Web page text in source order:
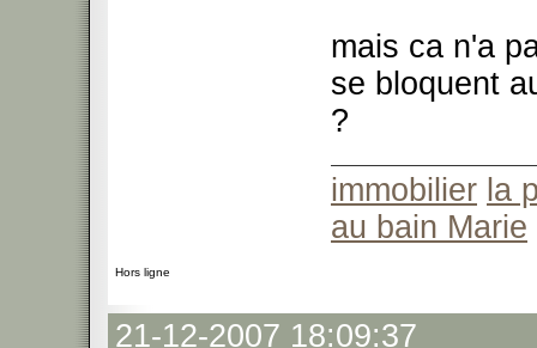
mais ca n'a
se bloquent
?
immobilier la
au bain Marie
Hors ligne
21-12-2007 18:09:37